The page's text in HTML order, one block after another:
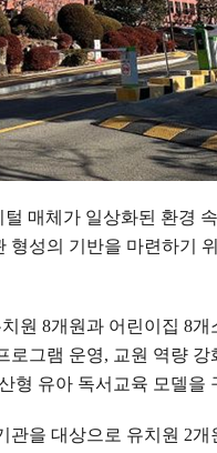
털 매체가 일상화된 환경
형성의 기반을 마련하기
원 8개원과 어린이집 8개
로그램 운영, 교원 역량 강
형 유아 독서교육 모델을
관을 대상으로 유치원 2개